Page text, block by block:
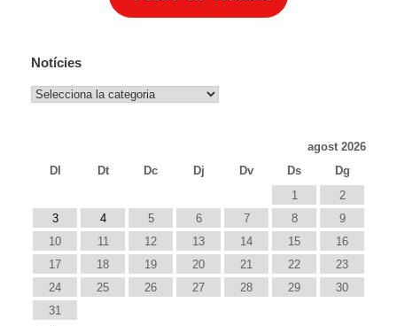
Notícies
Notícies
agost 2026
Dl
Dt Dc Dj Dv Ds
Dg
1
2
3
4 5 6 7 8
9
10
11 12 13 14 15
16
17
18 19 20 21 22
23
24
25 26 27 28 29
30
31